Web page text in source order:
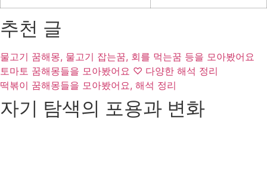
추천 글
물고기 꿈해몽, 물고기 잡는꿈, 회를 먹는꿈 등을 모아봤어요
토마토 꿈해몽들을 모아봤어요 ♡ 다양한 해석 정리
떡볶이 꿈해몽들을 모아봤어요, 해석 정리
자기 탐색의 포용과 변화